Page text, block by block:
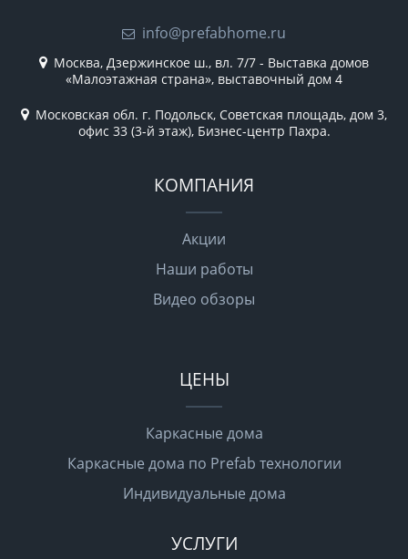
info@prefabhome.ru
Москва, Дзержинское ш., вл. 7/7 - Выставка домов
«Малоэтажная страна», выставочный дом 4
Московская обл. г. Подольск, Советская площадь, дом 3,
офис 33 (3-й этаж), Бизнес-центр Пахра.
КОМПАНИЯ
Акции
Наши работы
Видео обзоры
ЦЕНЫ
Каркасные дома
Каркасные дома по Prefab технологии
Индивидуальные дома
УСЛУГИ